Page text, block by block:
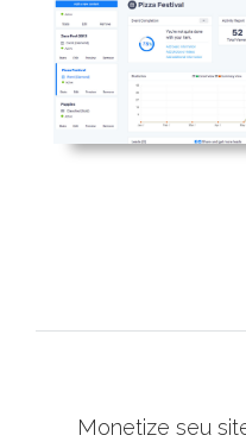
Monetize seu